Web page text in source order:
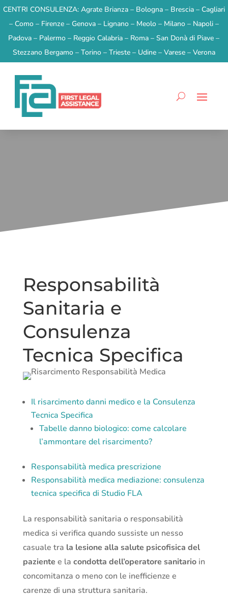
CENTRI CONSULENZA: Agrate Brianza – Bologna – Brescia – Cagliari
– Como – Firenze – Genova – Lignano – Meolo – Milano – Napoli –
Padova – Palermo – Reggio Calabria – Roma – San Donà di Piave –
Stezzano Bergamo – Torino – Trieste – Udine – Varese – Verona
Responsabilità
Sanitaria e
Consulenza
Tecnica Specifica
Il risarcimento danni medico e la Consulenza
Tecnica Specifica
Tabelle danno biologico: come calcolare
l’ammontare del risarcimento?
Responsabilità medica prescrizione
Responsabilità medica mediazione: consulenza
tecnica specifica di Studio FLA
La responsabilità sanitaria o responsabilità
medica si verifica quando sussiste un nesso
casuale tra la lesione alla salute psicofisica del
paziente e la condotta dell’operatore sanitarioin
concomitanza o meno con le inefficienze e
carenze di una struttura sanitaria.